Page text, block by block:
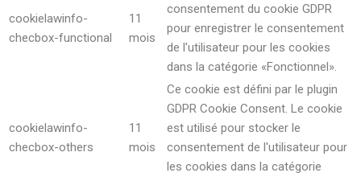
cookielawinfo-
checbox-functional
11
mois
consentement du cookie GDPR
pour enregistrer le consentement
de l'utilisateur pour les cookies
dans la catégorie «Fonctionnel».
cookielawinfo-
checbox-others
11
mois
Ce cookie est défini par le plugin
GDPR Cookie Consent. Le cookie
est utilisé pour stocker le
consentement de l'utilisateur pour
les cookies dans la catégorie